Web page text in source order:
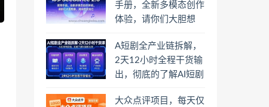
手册，全新多模态创作
体验，请你们大胆想
A短剧全产业链拆解，
2天12小时全程干货输
出，彻底的了解AI短剧
大众点评项目，每天仅